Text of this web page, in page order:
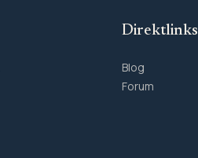
Direktlinks
Blog
Forum